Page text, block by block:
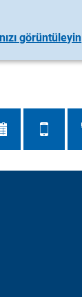
görüntüleyin